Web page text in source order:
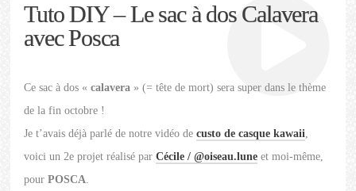
Tuto DIY – Le sac à dos Calavera
avec Posca
Ce sac à dos «calavera » (= tête de mort) sera super dans le thème
de la fin octobre !
Je t’avais déjà parlé de notre vidéo decusto de casque kawaii,
voici un 2e projet réalisé parCécile / @oiseau.lune et moi-même,
pourPOSCA.